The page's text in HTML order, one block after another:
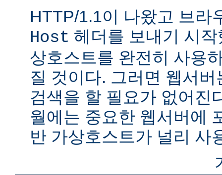
HTTP/1.1이 나왔고 브라
Host 헤더를 보내기 시
상호스트를 완전히 사용
질 것이다. 그러면 웹서
검색을 할 필요가 없어진
월에는 중요한 웹서버에
반 가상호스트가 널리 사